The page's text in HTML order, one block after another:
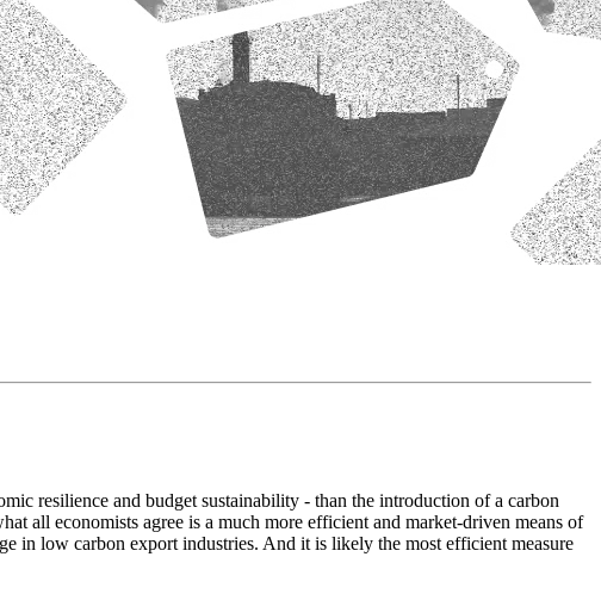
resilience and budget sustainability - than the introduction of a carbon
all economists agree is a much more efficient and market-driven means of
in low carbon export industries. And it is likely the most efficient measure